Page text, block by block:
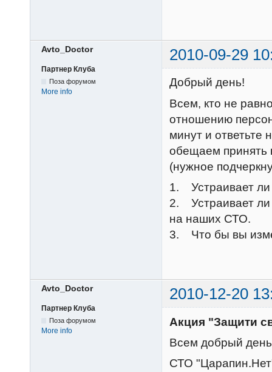
Avto_Doctor 2010-09-29
Партнер Клуба
Поза форумом
More info
Добрый день!
Всем, кто не
отношению
минут и ответьте
обещаем принять
(нужное
1. Устраивает ли
2. Устраивает ли
на наших СТО.
3. Что бы вы
Avto_Doctor 2010-12-20
Партнер Клуба
Поза форумом
More info
Акция "Защити
Всем добрый
СТО